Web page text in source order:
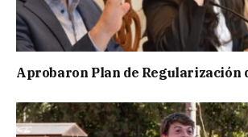
Aprobaron Plan de Regularización